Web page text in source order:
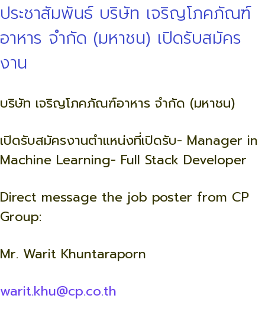
ประชาสัมพันธ์ บริษัท เจริญโภคภัณฑ์
อาหาร จำกัด (มหาชน) เปิดรับสมัคร
งาน
บริษัท เจริญโภคภัณฑ์อาหาร จำกัด (มหาชน)
เปิดรับสมัครงานตำแหน่งที่เปิดรับ- Manager in
Machine Learning- Full Stack Developer
Direct message the job poster from CP
Group:
Mr. Warit Khuntaraporn
warit.khu@cp.co.th